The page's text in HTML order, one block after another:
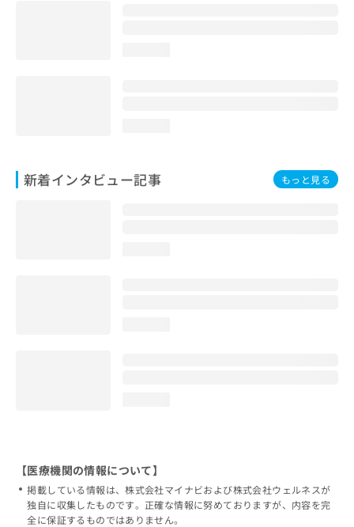
新着インタビュー記事 もっと見る
【医療機関の情報について】
掲載している情報は、株式会社マイナビおよび株式会社ウェルネスが
独自に収集したものです。正確な情報に努めておりますが、内容を完
全に保証するものではありません。